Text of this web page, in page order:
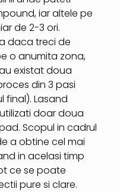
iar altele pe
de 2-3 ori.
daca treci de
o anumita zona,
existat doua
din 3 pasi
final). Lasand
doar doua
Scopul in cadrul
a obtine cel mai
in acelasi timp
ce se poate
pure si clare.